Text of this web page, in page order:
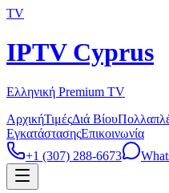
TV
IPTV Cyprus
Ελληνική Premium TV
ΑρχικήΤιμέςΔιά Βίου
ΕγκατάστασηςΕπικοινωνία
+1 (307) 288-6673